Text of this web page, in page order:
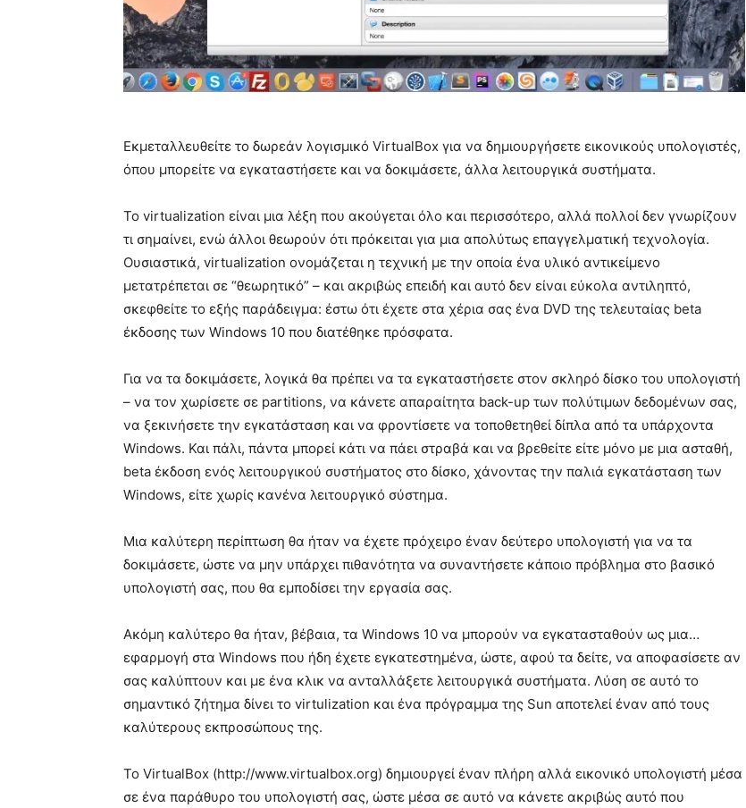
Εκμεταλλευθείτε το δωρεάν λογισμικό VirtualBox για να δημιουργήσετε εικονικούς υπολογιστές,
όπου μπορείτε να εγκαταστήσετε και να δοκιμάσετε, άλλα λειτουργικά συστήματα.
Το virtualization είναι μια λέξη που ακούγεται όλο και περισσότερο, αλλά πολλοί δεν γνωρίζουν
τι σημαίνει, ενώ άλλοι θεωρούν ότι πρόκειται για μια απολύτως επαγγελματική τεχνολογία.
Ουσιαστικά, virtualization ονομάζεται η τεχνική με την οποία ένα υλικό αντικείμενο
μετατρέπεται σε “θεωρητικό” – και ακριβώς επειδή και αυτό δεν είναι εύκολα αντιληπτό,
σκεφθείτε το εξής παράδειγμα: έστω ότι έχετε στα χέρια σας ένα DVD της τελευταίας beta
έκδοσης των Windows 10 που διατέθηκε πρόσφατα.
Για να τα δοκιμάσετε, λογικά θα πρέπει να τα εγκαταστήσετε στον σκληρό δίσκο του υπολογιστή
– να τον χωρίσετε σε partitions, να κάνετε απαραίτητα back-up των πολύτιμων δεδομένων σας,
να ξεκινήσετε την εγκατάσταση και να φροντίσετε να τοποθετηθεί δίπλα από τα υπάρχοντα
Windows. Και πάλι, πάντα μπορεί κάτι να πάει στραβά και να βρεθείτε είτε μόνο με μια ασταθή,
beta έκδοση ενός λειτουργικού συστήματος στο δίσκο, χάνοντας την παλιά εγκατάσταση των
Windows, είτε χωρίς κανένα λειτουργικό σύστημα.
Μια καλύτερη περίπτωση θα ήταν να έχετε πρόχειρο έναν δεύτερο υπολογιστή για να τα
δοκιμάσετε, ώστε να μην υπάρχει πιθανότητα να συναντήσετε κάποιο πρόβλημα στο βασικό
υπολογιστή σας, που θα εμποδίσει την εργασία σας.
Ακόμη καλύτερο θα ήταν, βέβαια, τα Windows 10 να μπορούν να εγκατασταθούν ως μια…
εφαρμογή στα Windows που ήδη έχετε εγκατεστημένα, ώστε, αφού τα δείτε, να αποφασίσετε αν
σας καλύπτουν και με ένα κλικ να ανταλλάξετε λειτουργικά συστήματα. Λύση σε αυτό το
σημαντικό ζήτημα δίνει το virtulization και ένα πρόγραμμα της Sun αποτελεί έναν από τους
καλύτερους εκπροσώπους της.
Το VirtualBox (http://www.virtualbox.org) δημιουργεί έναν πλήρη αλλά εικονικό υπολογιστή μέσα
σε ένα παράθυρο του υπολογιστή σας, ώστε μέσα σε αυτό να κάνετε ακριβώς αυτό που